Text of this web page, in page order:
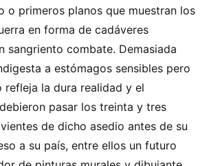
o primeros planos que muestran los
en forma de cadáveres
sangriento combate. Demasiada
a estómagos sensibles pero
refleja la dura realidad y el
pasar los treinta y tres
de dicho asedio antes de su
a su país, entre ellos un futuro